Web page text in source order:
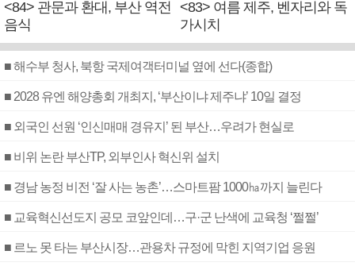
<84> 관문과 환대, 부산 역전
음식
<83> 여름 제주, 벤자리와 독
가시치
■ 해수부 청사, 북항 국제여객터미널 옆에 선다(종합)
■ 2028 유엔 해양총회 개최지, ‘부산이냐 제주냐’ 10일 결정
■ 외국인 선원 ‘인신매매 경유지’ 된 부산…우려가 현실로
■ 비위 논란 부산TP, 외부인사 혁신위 설치
■ 경남 농정 비전 ‘잘 사는 농촌’…스마트팜 1000㏊까지 늘린다
■ 교육혁신선도지 공모 코앞인데…구·군 난색에 교육청 ‘쩔쩔’
■ 르노 못 타는 부산시장…관용차 규정에 막힌 지역기업 응원